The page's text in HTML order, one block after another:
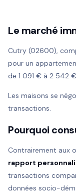
Le marché
Cutry (02600),
pour un
de 1 091 € à 2 542
Les maisons se
transactions.
Pourquoi
Contrairement aux
rapport
transactions
données socio-